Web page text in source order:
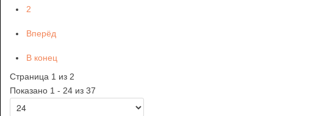
2
Вперёд
В конец
Страница 1 из 2
Показано 1 - 24 из 37